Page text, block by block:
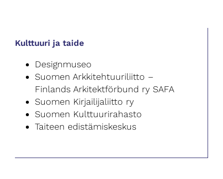
Kulttuuri ja taide
Designmuseo
Suomen Arkkitehtuuriliitto –
Finlands Arkitektförbund ry SAFA
Suomen Kirjailijaliitto ry
Suomen Kulttuurirahasto
Taiteen edistämiskeskus